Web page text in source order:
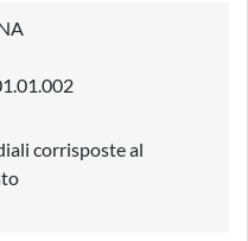
corrisposte al